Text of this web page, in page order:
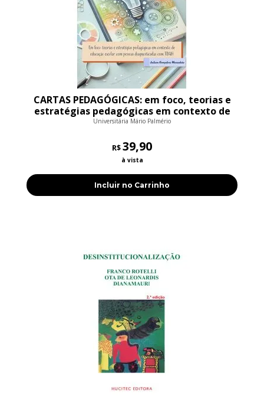
CARTAS PEDAGÓGICAS: em foco, teorias e
estratégias pedagógicas em contexto de
educação escolar com pessoas diagnosticad
Universitária Mário Palmério
R$39,90
à vista
Incluir no Carrinho